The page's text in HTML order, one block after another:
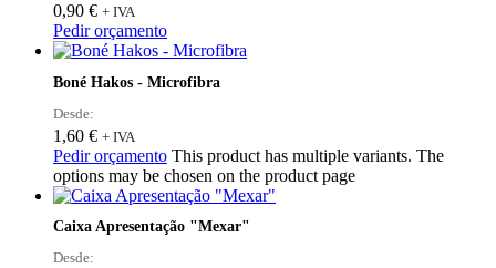
0,90 € + IVA
Pedir orçamento
Boné Hakos - Microfibra
Desde:
1,60 € + IVA
Pedir orçamento This product has multiple variants. The
options may be chosen on the product page
Caixa Apresentação "Mexar"
Desde: